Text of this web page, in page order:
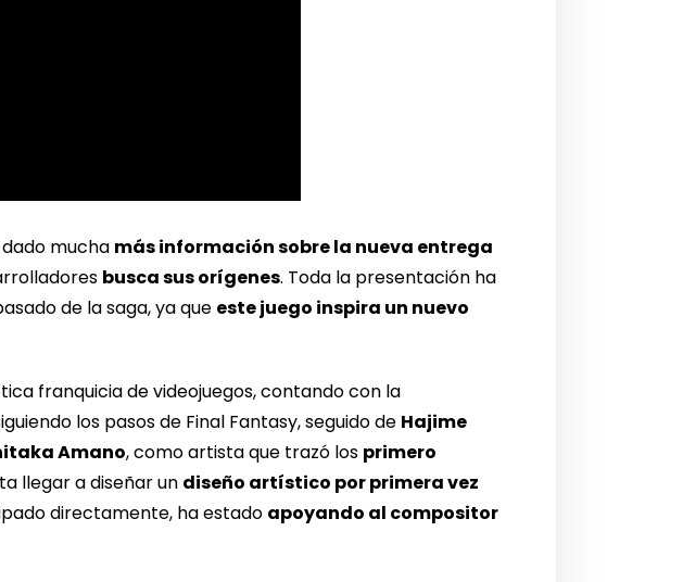
mucha más información sobre la nueva entrega
busca sus orígenes. Toda la presentación ha
de la saga, ya que este juego inspira un nuevo
franquicia de videojuegos, contando con la
los pasos de Final Fantasy, seguido de Hajime
Amano, como artista que trazó los primero
llegar a diseñar un diseño artístico por primera vez
directamente, ha estado apoyando al compositor